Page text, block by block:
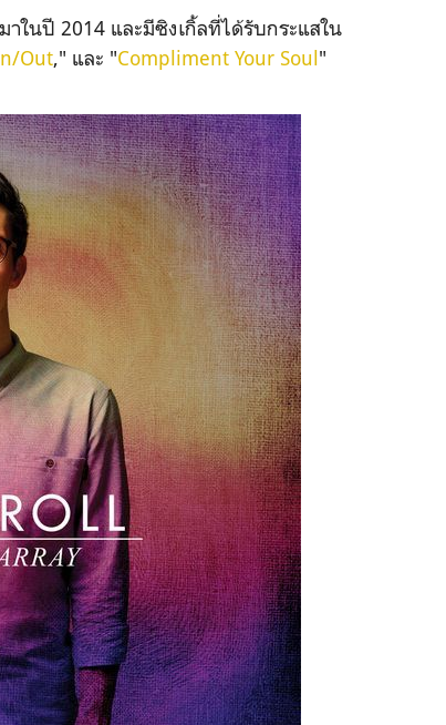
าในปี 2014 และมีซิงเกิ้ลที่ได้รับกระแสใน
Out," และ "Compliment Your Soul"